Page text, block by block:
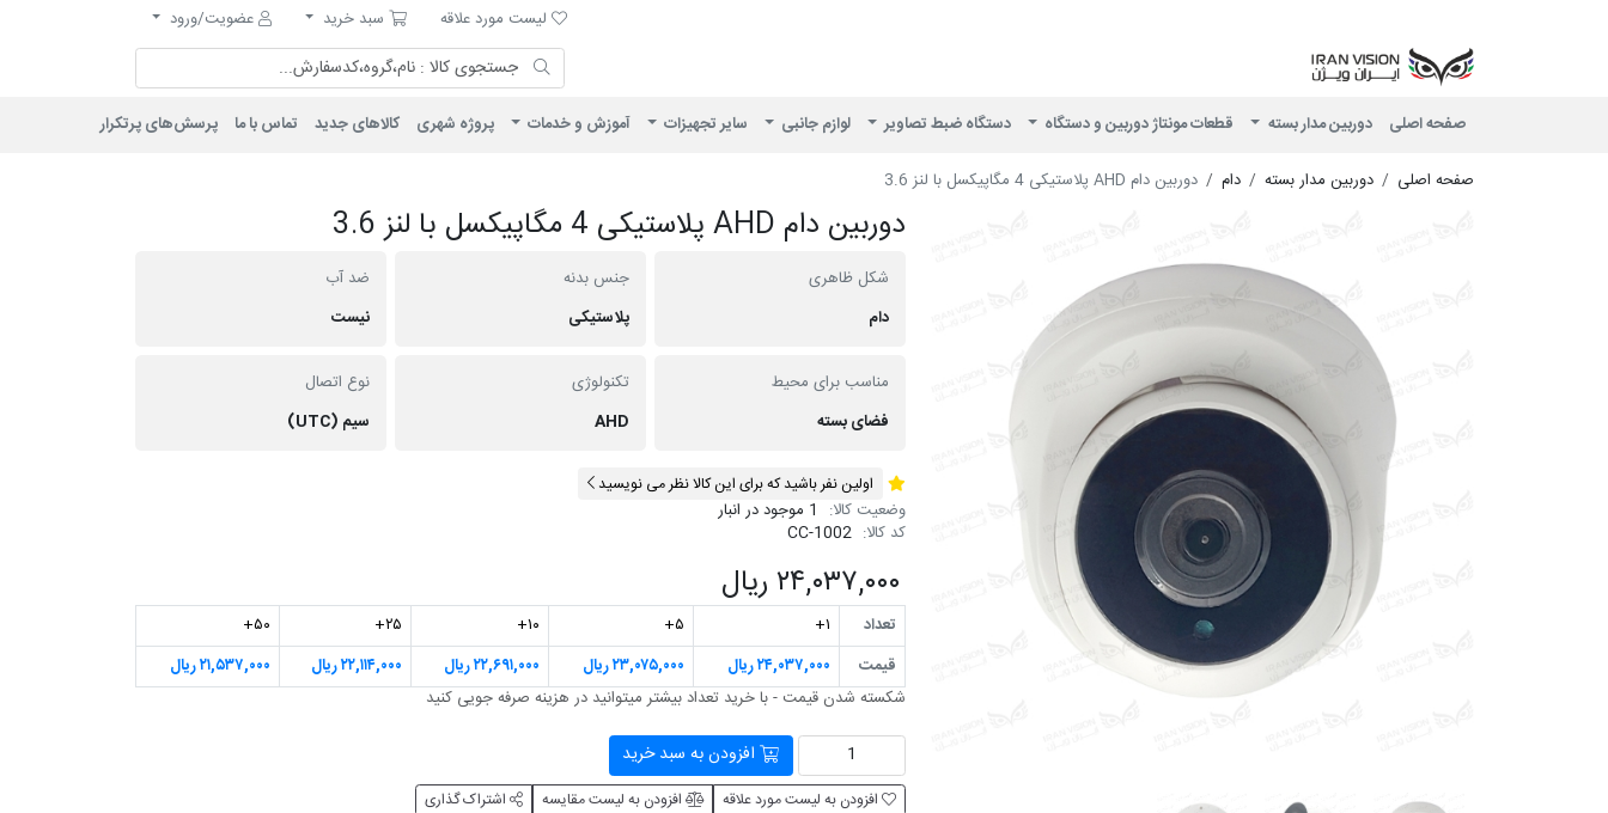
لیست مورد علاقه
لیست مورد علاقه سبد خرید
سبد خرید
عضویت/ورود
صفحه اصلی دوربین مدار بسته قطعات مونتاژ دوربین و دستگاه دستگاه ضبط تصاویر لوازم جانبی سایر تجهیزات آموزش و خدمات پروژه شهری کالاهای جدید تماس با ما پرسش‌های پرتکرار
صفحه اصلی دوربین مدار بسته دام دوربین دام AHD پلاستیکی 4 مگاپیکسل با لنز 3.6
دوربین دام AHD پلاستیکی 4 مگاپیکسل با لنز 3.6
شکل ظاهری
دام
جنس بدنه
پلاستیکی
ضد آب
نیست
مناسب برای محیط
فضای بسته
تکنولوژی
AHD
نوع اتصال
سیم (UTC)
اولین نفر باشید که برای این کالا نظر می نویسید
وضعیت کالا: 1 موجود در انبار
کد کالا: CC-1002
۲۴,۰۳۷,۰۰۰ ریال
شکسته شدن قیمت - با خرید تعداد بیشتر می‎توانید در هزینه صرفه جویی کنید
تعداد ۱+ ۵+ ۱۰+ ۲۵+
۵۰+
قیمت
۲۴,۰۳۷,۰۰۰ ریال ۲۳,۰۷۵,۰۰۰ ریال ۲۲,۶۹۱,۰۰۰ ریال ۲۲,۱۱۴,۰۰۰ ریال ۲۱,۵۳۷,۰۰۰ ریال
افزودن به سبد خرید
افزودن به لیست مورد علاقه افزودن به لیست مقایسه اشتراک گذاری